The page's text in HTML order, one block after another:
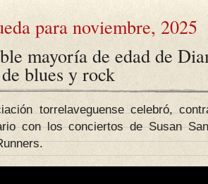
para noviembre, 2025
mayoría de edad de
blues y rock
torrelaveguense celebró,
con los conciertos de Susan